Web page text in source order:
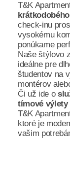
T&K
check-inu
vysokému
ponúkame
Naše štýlovo
ideálne pre
študentov na
montérov
Či už ide o
tímové výlety
T&K
ktoré je
vašim